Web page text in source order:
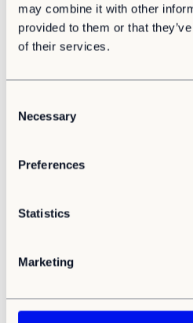
may combine it with other
provided to them or that
of their services.
Necessary
Preferences
Statistics
Marketing
2024